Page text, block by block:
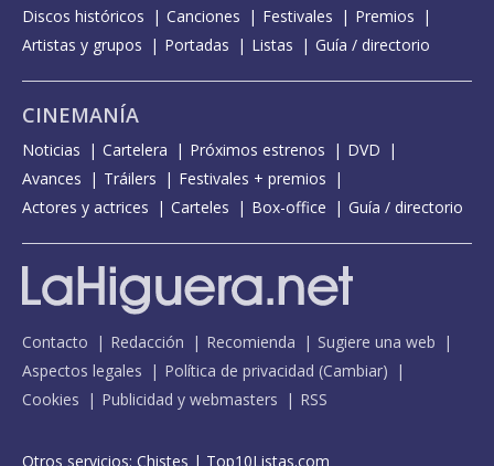
Discos históricos
Canciones Festivales
Premios
Artistas y grupos
Portadas Listas Guía / directorio
CINEMANÍA
Noticias Cartelera Próximos estrenos
DVD
Avances
Tráilers
Festivales + premios
Actores y actrices
Carteles Box-office Guía / directorio
Contacto Redacción Recomienda
Sugiere una web
Aspectos legales
Política de privacidad (Cambiar)
Cookies
Publicidad y webmasters RSS
Otros servicios: Chistes | Top10Listas.com